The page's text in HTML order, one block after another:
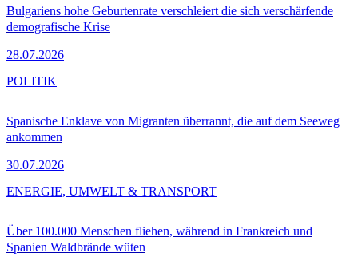
Bulgariens hohe Geburtenrate verschleiert die sich verschärfende
demografische Krise
28.07.2026
Spanische Enklave von Migranten überrannt, die auf dem Seeweg
ankommen
30.07.2026
POLITIK
Über 100.000 Menschen fliehen, während in Frankreich und
Spanien Waldbrände wüten
ENERGIE, UMWELT & TRANSPORT